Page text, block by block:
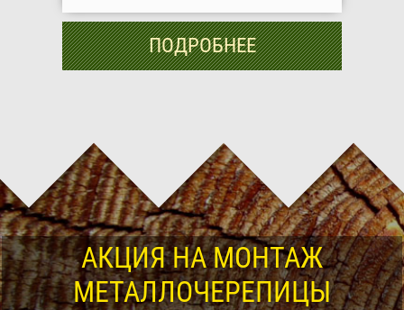
ПОДРОБНЕЕ
АКЦИЯ НА МОНТАЖ
МЕТАЛЛОЧЕРЕПИЦЫ